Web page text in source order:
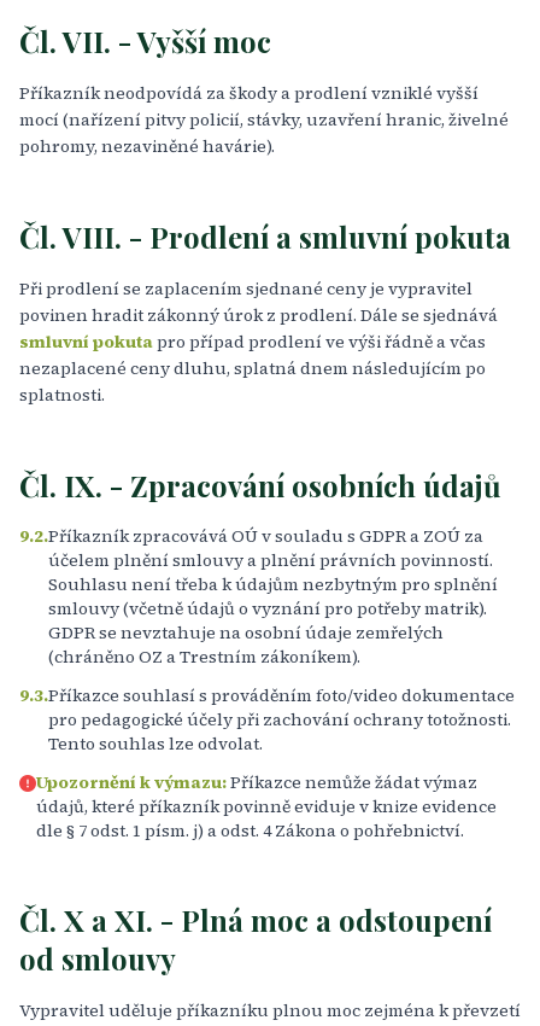
Čl. VII. - Vyšší moc
Příkazník neodpovídá za škody a prodlení vzniklé vyšší
mocí (nařízení pitvy policií, stávky, uzavření hranic, živelné
pohromy, nezaviněné havárie).
Čl. VIII. - Prodlení a smluvní pokuta
Při prodlení se zaplacením sjednané ceny je vypravitel
povinen hradit zákonný úrok z prodlení. Dále se sjednává
smluvní pokutapro případ prodlení ve výši řádně a včas
nezaplacené ceny dluhu, splatná dnem následujícím po
splatnosti.
Čl. IX. - Zpracování osobních údajů
9.2.Příkazník zpracovává OÚ v souladu s GDPR a ZOÚ za
účelem plnění smlouvy a plnění právních povinností.
Souhlasu není třeba k údajům nezbytným pro splnění
smlouvy (včetně údajů o vyznání pro potřeby matrik).
GDPR se nevztahuje na osobní údaje zemřelých
(chráněno OZ a Trestním zákoníkem).
9.3.Příkazce souhlasí s prováděním foto/video dokumentace
pro pedagogické účely při zachování ochrany totožnosti.
Tento souhlas lze odvolat.
Upozornění k výmazu:Příkazce nemůže žádat výmaz
údajů, které příkazník povinně eviduje v knize evidence
dle § 7 odst. 1 písm. j) a odst. 4 Zákona o pohřebnictví.
Čl. X a XI. - Plná moc a odstoupení
od smlouvy
Vypravitel uděluje příkazníku plnou moc zejména k převzetí